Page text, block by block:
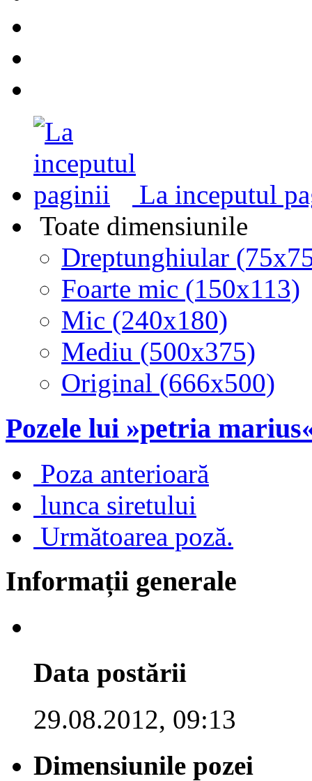
La inceputul
Toate dimensiunile
Dreptunghiular
Foarte mic (150x113)
Mic (240x180)
Mediu (500x375)
Original (666x500)
Pozele lui »petria
Poza anterioară
lunca siretului
Următoarea poză.
Informații generale
Data postării
29.08.2012, 09:13
Dimensiunile pozei